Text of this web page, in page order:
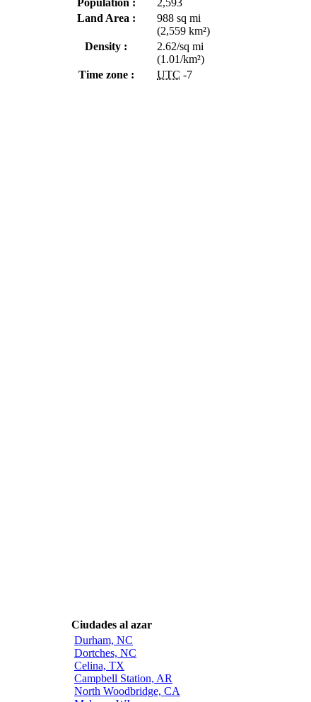
Land Area :
988 sq mi
(2,559 km²)
Density :
2.62/sq mi
(1.01/km²)
Time zone :
UTC -7
Ciudades al azar
Durham, NC
Dortches, NC
Celina, TX
Campbell Station, AR
North Woodbridge, CA